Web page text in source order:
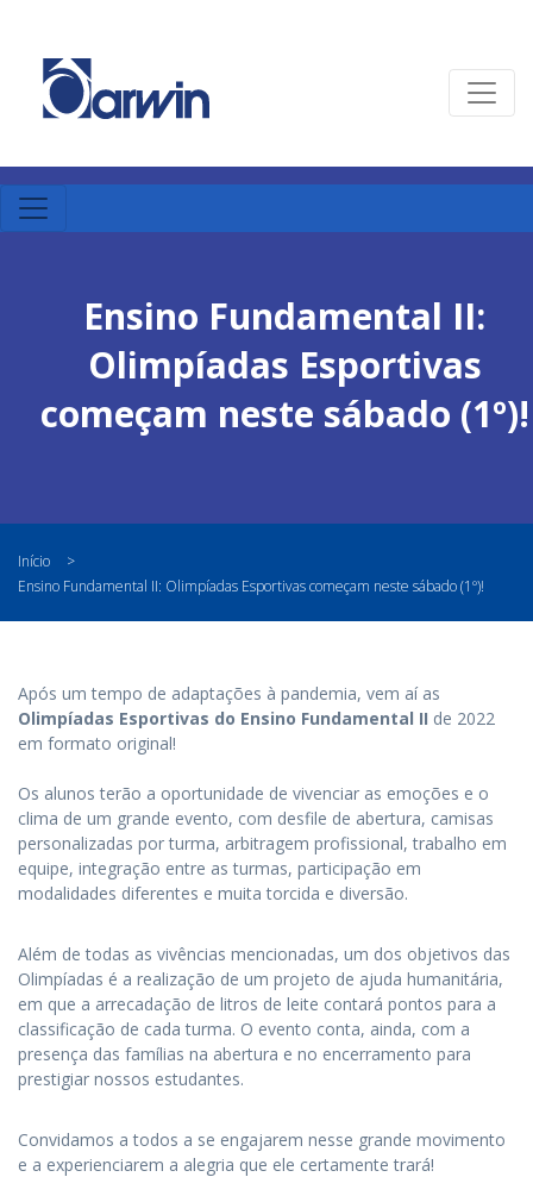
Ensino Fundamental II:
Olimpíadas Esportivas
começam neste sábado (1º)!
Início
>
Ensino Fundamental II: Olimpíadas Esportivas começam neste sábado (1º)!
Após um tempo de adaptações à pandemia, vem aí as
Olimpíadas Esportivas do Ensino Fundamental II de 2022
em formato original!
Os alunos terão a oportunidade de vivenciar as emoções e o
clima de um grande evento, com desfile de abertura, camisas
personalizadas por turma, arbitragem profissional, trabalho em
equipe, integração entre as turmas, participação em
modalidades diferentes e muita torcida e diversão.
Além de todas as vivências mencionadas, um dos objetivos das
Olimpíadas é a realização de um projeto de ajuda humanitária,
em que a arrecadação de litros de leite contará pontos para a
classificação de cada turma. O evento conta, ainda, com a
presença das famílias na abertura e no encerramento para
prestigiar nossos estudantes.
Convidamos a todos a se engajarem nesse grande movimento
e a experienciarem a alegria que ele certamente trará!